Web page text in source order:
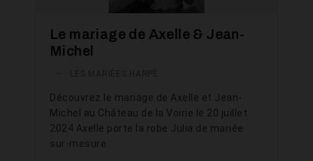
Le mariage de Axelle & Jean-
Michel
Découvrez le mariage de Axelle et Jean-
Michel au Château de la Voirie le 20 juillet
2024 Axelle porte la robe Julia de mariée
sur-mesure